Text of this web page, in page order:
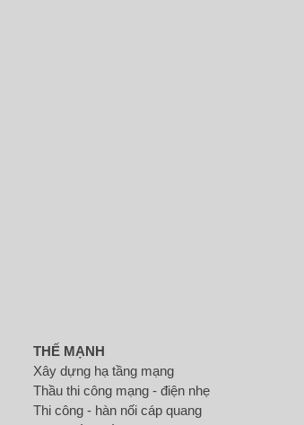
THẾ MẠNH
Xây dựng hạ tầng mạng
Thầu thi công mạng - điện nhẹ
Thi công - hàn nối cáp quang